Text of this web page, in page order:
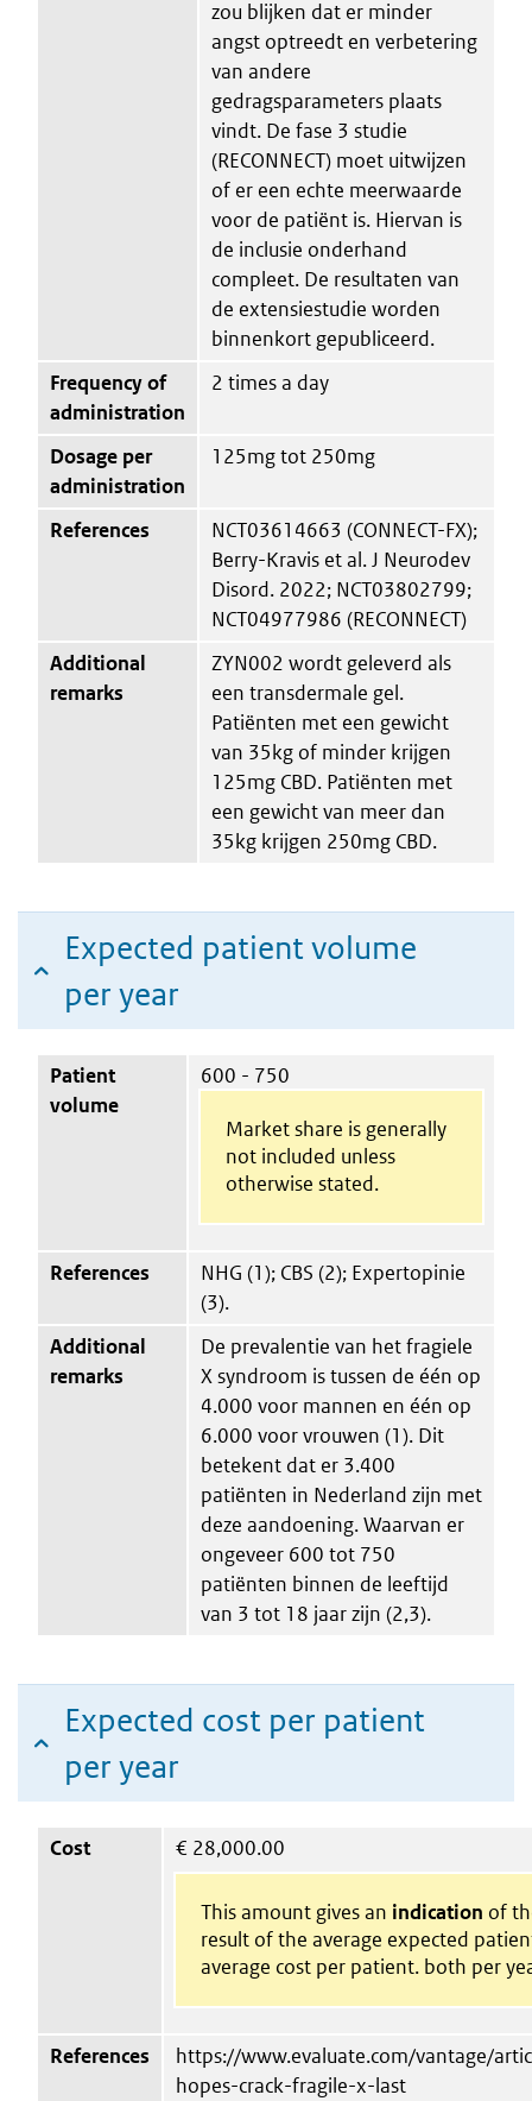
zou blijken dat er minder
angst optreedt en verbetering
van andere
gedragsparameters plaats
vindt. De fase 3 studie
(RECONNECT) moet uitwijzen
of er een echte meerwaarde
voor de patiënt is. Hiervan is
de inclusie onderhand
compleet. De resultaten van
de extensiestudie worden
binnenkort gepubliceerd.
Frequency of
administration
2 times a day
Dosage per
administration
125mg tot 250mg
References
NCT03614663 (CONNECT-FX);
Berry-Kravis et al. J Neurodev
Disord. 2022; NCT03802799;
NCT04977986 (RECONNECT)
Additional
remarks
ZYN002 wordt geleverd als
een transdermale gel.
Patiënten met een gewicht
van 35kg of minder krijgen
125mg CBD. Patiënten met
een gewicht van meer dan
35kg krijgen 250mg CBD.
Expected patient volume
per year
Patient
volume
600 - 750
Market share is generally
not included unless
otherwise stated.
References
NHG (1); CBS (2); Expertopinie
(3).
Additional
remarks
De prevalentie van het fragiele
X syndroom is tussen de één op
4.000 voor mannen en één op
6.000 voor vrouwen (1). Dit
betekent dat er 3.400
patiënten in Nederland zijn met
deze aandoening. Waarvan er
ongeveer 600 tot 750
patiënten binnen de leeftijd
van 3 tot 18 jaar zijn (2,3).
Expected cost per patient
per year
Cost € 28,000.00
This amount gives an indication of
result of the average expected
average cost per patient. both per
References
https://www.evaluate.com/vantage/
hopes-crack-fragile-x-last